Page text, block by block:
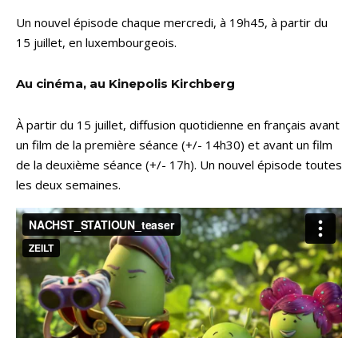
Un nouvel épisode chaque mercredi, à 19h45, à partir du
15 juillet, en luxembourgeois.
Au cinéma, au Kinepolis Kirchberg
À partir du 15 juillet, diffusion quotidienne en français avant
un film de la première séance (+/- 14h30) et avant un film
de la deuxième séance (+/- 17h). Un nouvel épisode toutes
les deux semaines.